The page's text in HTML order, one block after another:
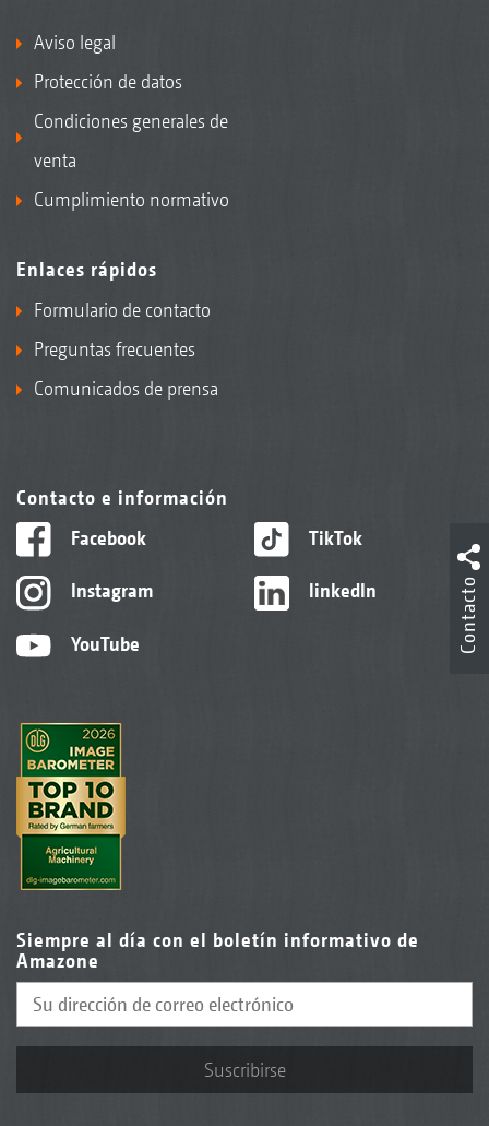
Aviso legal
Protección de datos
Condiciones generales de
venta
Cumplimiento normativo
Enlaces rápidos
Formulario de contacto
Preguntas frecuentes
Comunicados de prensa
Contacto e información
Facebook
Instagram
YouTube
TikTok
linkedIn
Siempre al día con el boletín informativo de
Amazone
Suscribirse
Contacto